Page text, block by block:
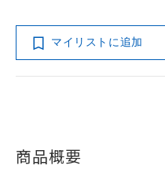
マイリストに追加
商品概要